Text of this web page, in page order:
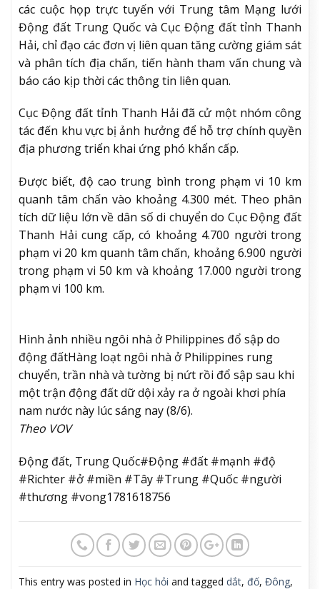
các cuộc họp trực tuyến với Trung tâm Mạng lưới
Động đất Trung Quốc và Cục Động đất tỉnh Thanh
Hải, chỉ đạo các đơn vị liên quan tăng cường giám sát
và phân tích địa chấn, tiến hành tham vấn chung và
báo cáo kịp thời các thông tin liên quan.
Cục Động đất tỉnh Thanh Hải đã cử một nhóm công
tác đến khu vực bị ảnh hưởng để hỗ trợ chính quyền
địa phương triển khai ứng phó khẩn cấp.
Được biết, độ cao trung bình trong phạm vi 10 km
quanh tâm chấn vào khoảng 4.300 mét. Theo phân
tích dữ liệu lớn về dân số di chuyển do Cục Động đất
Thanh Hải cung cấp, có khoảng 4.700 người trong
phạm vi 20 km quanh tâm chấn, khoảng 6.900 người
trong phạm vi 50 km và khoảng 17.000 người trong
phạm vi 100 km.
Hình ảnh nhiều ngôi nhà ở Philippines đổ sập do
động đấtHàng loạt ngôi nhà ở Philippines rung
chuyển, trần nhà và tường bị nứt rồi đổ sập sau khi
một trận động đất dữ dội xảy ra ở ngoài khơi phía
nam nước này lúc sáng nay (8/6).
Theo VOV
Động đất, Trung Quốc#Động #đất #mạnh #độ
#Richter #ở #miền #Tây #Trung #Quốc #người
#thương #vong1781618756
This entry was posted in Học hỏi and tagged dắt, đố, Đông,